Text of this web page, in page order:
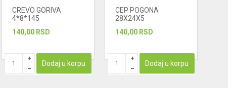
CREVO GORIVA
4*8*145
140,00 RSD
Dodaj u korpu
CEP POGONA
28X24X5
140,00 RSD
Dodaj u korpu